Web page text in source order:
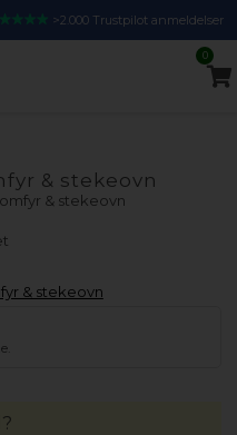
>2.000 Trustpilot anmeldelser
0
& stekeovn
& stekeovn